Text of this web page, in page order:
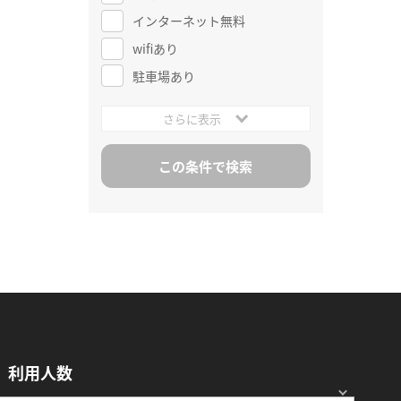
インターネット無料
wifiあり
駐車場あり
さらに表示
利用人数